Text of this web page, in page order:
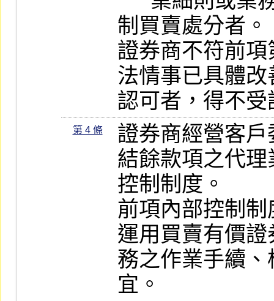
制買賣處分者。
證券商不符前
法情事已具體
認可者，得不
第 4 條
證券商經營客
結餘款項之代
控制制度。
前項內部控制
運用買賣有價
務之作業手續
宜。